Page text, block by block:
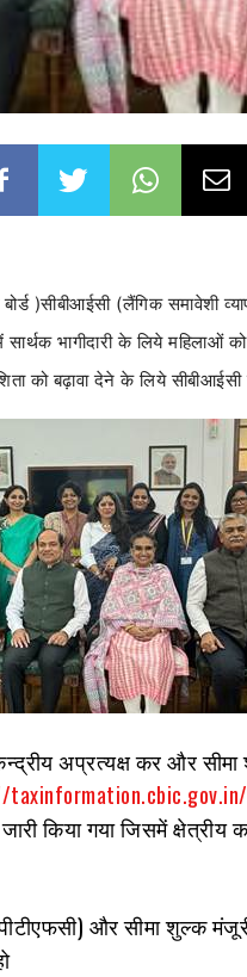
(सीबीआईसी)लैंगिक समावेशी
सार्थक भागीदारी के लिये महिलाओं
को बढ़ावा देने के लिये
अप्रत्यक्ष कर और सीमा
किया गया जिसमें क्षेत्रीय
और सीमा शुल्क